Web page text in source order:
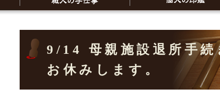
9/14 母親施設退所手
お休みします。